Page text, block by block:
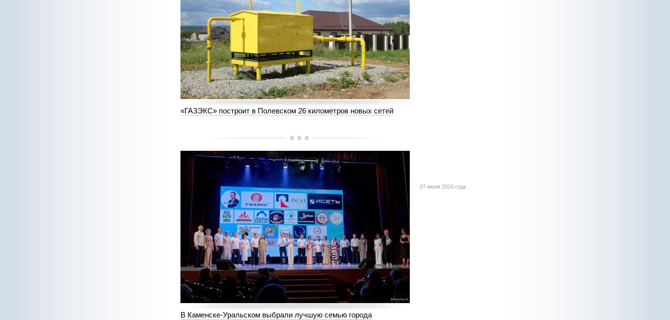
«ГАЗЭКС» построит в Полевском 26 километров новых сетей
07 июля 2026 года
В Каменске-Уральском выбрали лучшую семью города